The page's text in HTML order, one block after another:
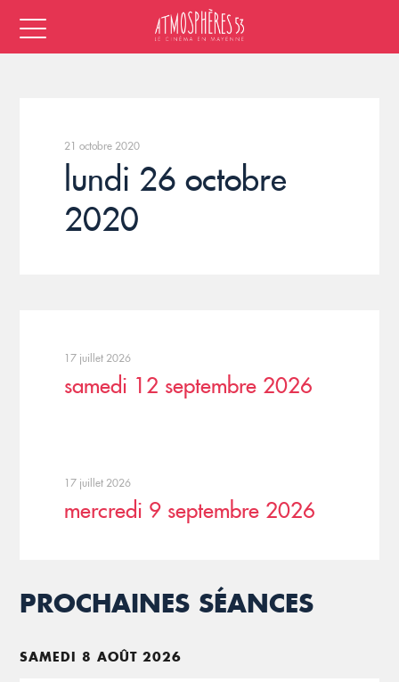
21 octobre 2020
lundi 26 octobre
2020
17 juillet 2026
samedi 12 septembre 2026
17 juillet 2026
mercredi 9 septembre 2026
PROCHAINES SÉANCES
SAMEDI 8 AOÛT 2026